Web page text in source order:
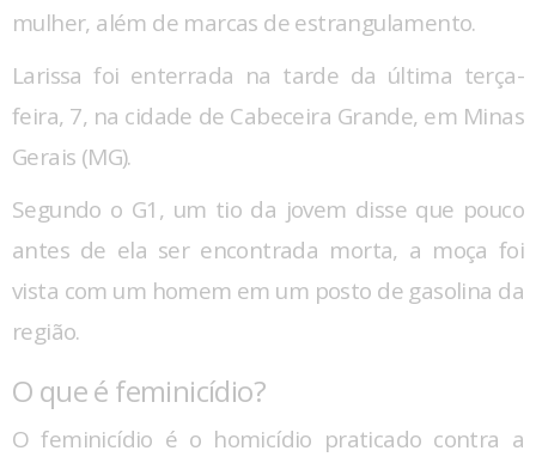
mulher, além de marcas de estrangulamento.
Larissa foi enterrada na tarde da última terça-
feira, 7, na cidade de Cabeceira Grande, em Minas
Gerais (MG).
Segundo o G1, um tio da jovem disse que pouco
antes de ela ser encontrada morta, a moça foi
vista com um homem em um posto de gasolina da
região.
O que é feminicídio?
O feminicídio é o homicídio praticado contra a